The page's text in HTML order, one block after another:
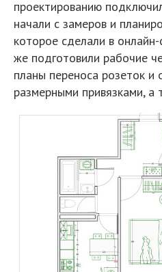
проектированию
начали с замеров и
которое сделали в
же подготовили рабочие
планы переноса розеток и
размерными привязками, а